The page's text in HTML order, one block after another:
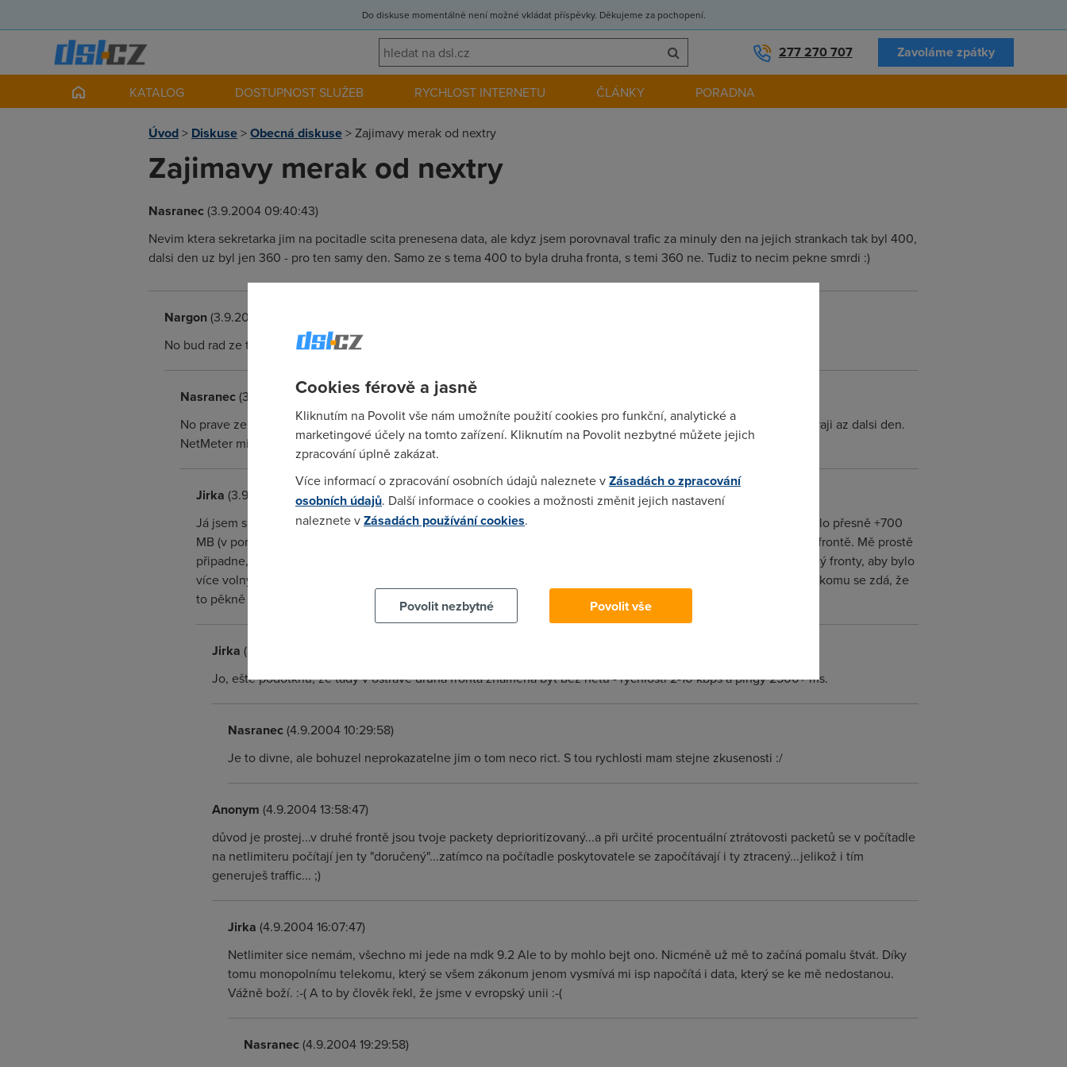
Do diskuse momentálně není možné vkládat příspěvky. Děkujeme za pochopení.
277 270 707 Zavoláme zpátky
KATALOG DOSTUPNOST SLUŽEB RYCHLOST INTERNETU ČLÁNKY PORADNA
Úvod> Diskuse>Obecná diskuse>Zajimavy merak od nextry
Zajimavy merak od nextry
Nasranec(3.9.2004 09:40:43)
Nevim ktera sekretarka jim na pocitadle scita prenesena data, ale kdyz jsem porovnaval trafic za minuly den na jejich strankach tak byl 400,
dalsi den uz byl jen 360 - pro ten samy den. Samo ze s tema 400 to byla druha fronta, s temi 360 ne. Tudiz to necim pekne smrdi :)
Nargon(3.9.2004 09:45:08)
No bud rad ze ti data ubejvaj :)
Nasranec(3.9.2004 09:49:39)
No prave ze ne. Prihodi to trochu navrch, sup do 2ky a po jednom dni to skoci zpet. Takze prave pridavaj a dorovnavaji az dalsi den.
NetMeter mi hodil 376, ale ten to pocita bez CPROXy, takze tech 16 se mozna usetrilo komprimaci. ;)
Jirka (3.9.2004 14:51:43)
Já jsem si všiml už dávno a taky jsem to tu psal, že to jejich počítadlo je nějaké pofiderní. Mě se jeden den připsalo přesně +700
MB (v porovnání s mým počítadlem dycky to jejich pasuje - s přesností cca +- 2 MB) a pak jsem byl 4 dny v druhé frontě. Mě prostě
připadne, že když někdo vyvine jakousi větší aktivitu a nextrák si toho všimne, tak mu pomůže manuálně do druhý fronty, aby bylo
více volnýho pásma na všechny nové limitované tarify, které jsou prioritně před druhou frontou. Takže nejsi sám, komu se zdá, že
to pěkně smrdí.
Jirka (3.9.2004 14:53:03)
Jo, eště podotknu, že tady v ostravě druhá fronta znamená být bez netu - rychlosti 2-10 kbps a pingy 2500+ ms.
Nasranec(4.9.2004 10:29:58)
Je to divne, ale bohuzel neprokazatelne jim o tom neco rict. S tou rychlosti mam stejne zkusenosti :/
Anonym (4.9.2004 13:58:47)
důvod je prostej...v druhé frontě jsou tvoje packety deprioritizovaný...a při určité procentuální ztrátovosti packetů se v počítadle
na netlimiteru počítají jen ty "doručený"...zatímco na počítadle poskytovatele se započítávají i ty ztracený...jelikož i tím
generuješ traffic... ;)
Jirka (4.9.2004 16:07:47)
Netlimiter sice nemám, všechno mi jede na mdk 9.2 Ale to by mohlo bejt ono. Nicméně už mě to začíná pomalu štvát. Díky
tomu monopolnímu telekomu, který se všem zákonum jenom vysmívá mi isp napočítá i data, který se ke mě nedostanou.
Vážně boží. :-( A to by člověk řekl, že jsme v evropský unii :-(
Nasranec(4.9.2004 19:29:58)
Cookies férově a jasně
Kliknutím na Povolit vše nám umožníte použití cookies pro funkční, analytické a
marketingové účely na tomto zařízení. Kliknutím na Povolit nezbytné můžete jejich
zpracování úplně zakázat.
Více informací o zpracování osobních údajů naleznete vZásadách o zpracování
osobních údajů. Další informace o cookies a možnosti změnit jejich nastavení
naleznete vZásadách používání cookies.
Povolit nezbytné
Povolit vše